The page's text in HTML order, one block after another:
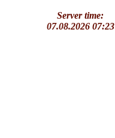
Server time:
07.08.2026 07:23